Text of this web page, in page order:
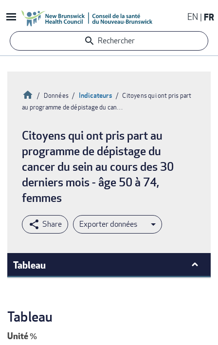
au
contenu
principal
EN FR
Rechercher
Fil
d'Ariane
Accueil
Données Indicateurs
Citoyens qui ont pris part
au programme de dépistage du can…
Citoyens qui ont pris part au
programme de dépistage du
cancer du sein au cours des 30
derniers mois - âge 50 à 74,
femmes
Exporter données
Tableau
Tableau
Unité%